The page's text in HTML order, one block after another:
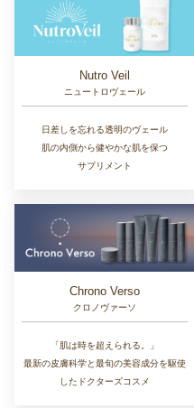
Nutro Veil
ニュートロヴェール
日差しを忘れる透明のヴェール
肌の内側から健やかな肌を保つ
サプリメント
Chrono Verso
クロノヴァーソ
「肌は時を超えられる。」
最新の皮膚科学と最旬の美容成分を駆使
したドクターズコスメ